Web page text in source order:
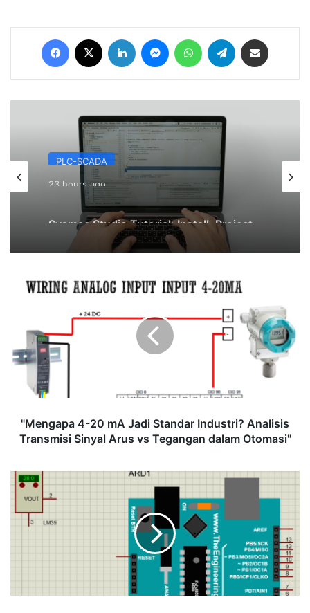
Facebook LinkedIn MessengerWhatsAppTelegram
PLC-SCADA
23 hours ago
Sysmac Studio Tutorial: Install, Project
Baru, dan Download ke NX1P2
"Mengapa
Standar
Industri?
Analisis
Transmisi
Arus
Otomasi"
"Mengapa 4-20 mA Jadi Standar Industri? Analisis
Transmisi Sinyal Arus vs Tegangan dalam Otomasi"
Praktikum:
Membaca
Suhu